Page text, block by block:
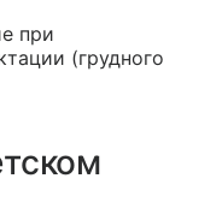
при
(грудного